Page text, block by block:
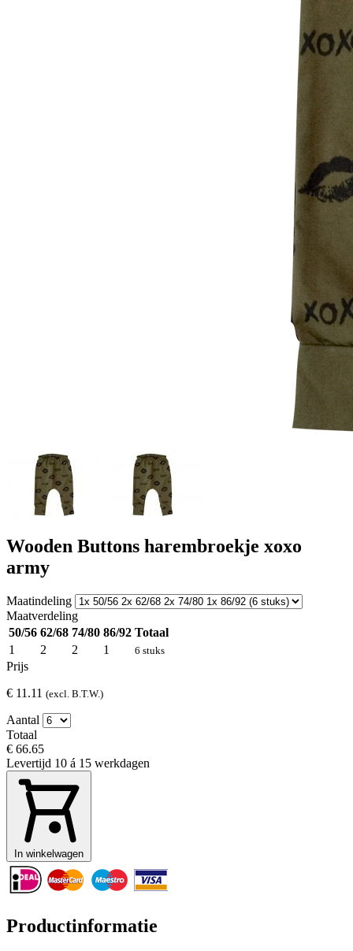
Wooden Buttons harembroekje xoxo
army
Maatindeling
Maatverdeling
50/56 62/68 74/80 86/92 Totaal
1
2 2 1 6 stuks
Prijs
€ 11.11 (excl. B.T.W.)
Aantal
Totaal
€ 66.65
Levertijd 10 á 15 werkdagen
In winkelwagen
Productinformatie